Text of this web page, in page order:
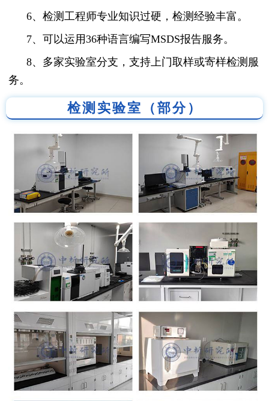
6、检测工程师专业知识过硬，检测经验丰富。
7、可以运用36种语言编写MSDS报告服务。
8、多家实验室分支，支持上门取样或寄样检测服
务。
检测实验室（部分）